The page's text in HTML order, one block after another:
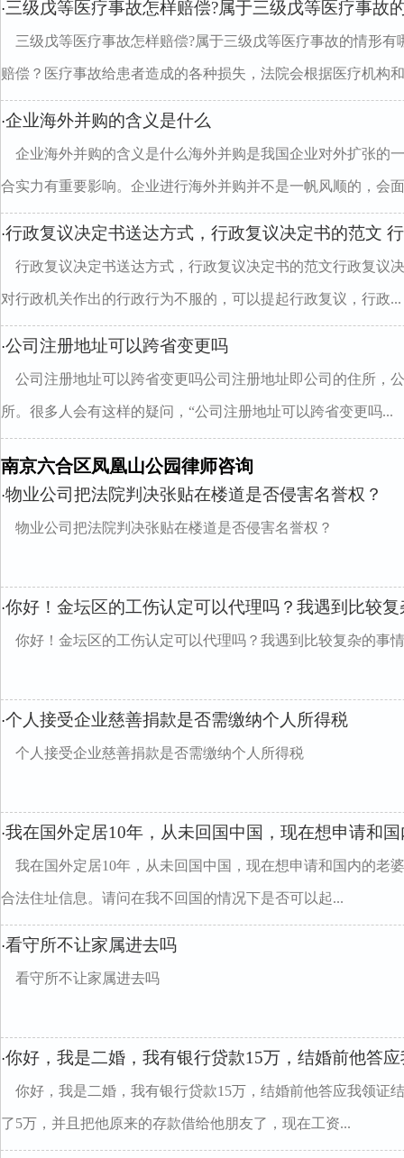
·三级戊等医疗事故怎样赔偿?属于三级戊等医疗事故
三级戊等医疗事故怎样赔偿?属于三级戊等医疗事故的情形有
赔偿？医疗事故给患者造成的各种损失，法院会根据医疗机构
·企业海外并购的含义是什么
企业海外并购的含义是什么海外并购是我国企业对外扩张的
合实力有重要影响。企业进行海外并购并不是一帆风顺的，会
·行政复议决定书送达方式，行政复议决定书的范文
行政复议决定书送达方式，行政复议决定书的范文行政复议
对行政机关作出的行政行为不服的，可以提起行政复议，行政...
·公司注册地址可以跨省变更吗
公司注册地址可以跨省变更吗公司注册地址即公司的住所，
所。很多人会有这样的疑问，“公司注册地址可以跨省变更吗...
南京六合区凤凰山公园律师咨询
·物业公司把法院判决张贴在楼道是否侵害名誉权？
物业公司把法院判决张贴在楼道是否侵害名誉权？
·你好！金坛区的工伤认定可以代理吗？我遇到比较
你好！金坛区的工伤认定可以代理吗？我遇到比较复杂的事
·个人接受企业慈善捐款是否需缴纳个人所得税
个人接受企业慈善捐款是否需缴纳个人所得税
·我在国外定居10年，从未回国中国，现在想申请和
我在国外定居10年，从未回国中国，现在想申请和国内的老
合法住址信息。请问在我不回国的情况下是否可以起...
·看守所不让家属进去吗
看守所不让家属进去吗
·你好，我是二婚，我有银行贷款15万，结婚前他答
你好，我是二婚，我有银行贷款15万，结婚前他答应我领证
了5万，并且把他原来的存款借给他朋友了，现在工资...